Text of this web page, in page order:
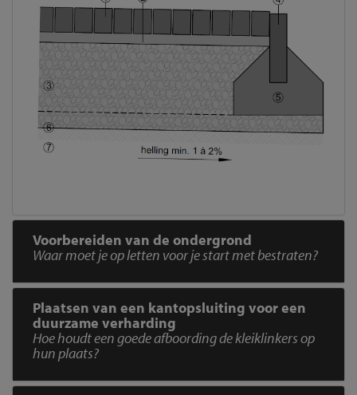
Voorbereiden van de ondergrond
Waar moet je op letten voor je start met bestraten?
Plaatsen van een kantopsluiting voor een
duurzame verharding
Hoe houdt een goede afboording de kleiklinkers op
hun plaats?